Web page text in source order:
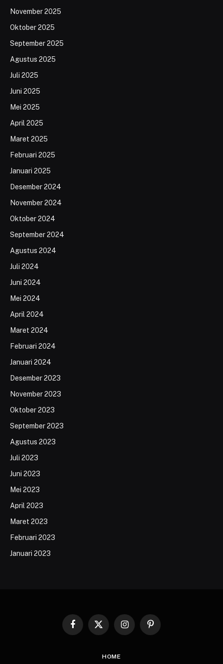
November 2025
Oktober 2025
September 2025
Agustus 2025
Juli 2025
Juni 2025
Mei 2025
April 2025
Maret 2025
Februari 2025
Januari 2025
Desember 2024
November 2024
Oktober 2024
September 2024
Agustus 2024
Juli 2024
Juni 2024
Mei 2024
April 2024
Maret 2024
Februari 2024
Januari 2024
Desember 2023
November 2023
Oktober 2023
September 2023
Agustus 2023
Juli 2023
Juni 2023
Mei 2023
April 2023
Maret 2023
Februari 2023
Januari 2023
Facebook
X
InstagramPinterest
HOME